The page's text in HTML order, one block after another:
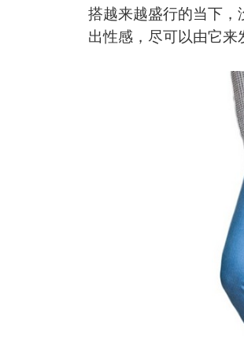
搭越来越盛行的当下，
出性感，尽可以由它来